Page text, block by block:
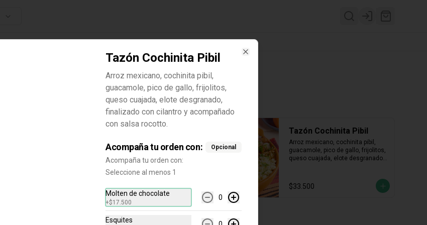
Chicharrón
Arroz mexicano, carne asada y
chicharrón, guacamole, pico de
gallo, frijolitos, queso cuajada,
cilantro y acompañada de salsa de
aguacate.
$35.900
Tazón Cochinita Pibil
Arroz mexicano, cochinita pibil,
guacamole, pico de gallo, frijolitos,
queso cuajada, elote desgranado,
$33.500
Tazón Frida
Tazón Cochinita Pibil
Arroz mexicano, cochinita pibil,
guacamole, pico de gallo, frijolitos,
queso cuajada, elote desgranado,
finalizado con cilantro y acompañado
con salsa rocotto.
Acompaña tu orden con: Opcional
Acompaña tu orden con:
Seleccione al menos 1
Molten de chocolate
+$17.500
0
Esquites